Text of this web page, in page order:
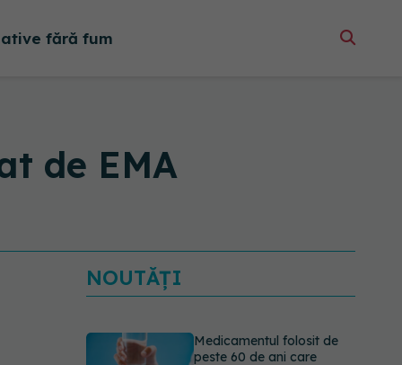
fără fum
de EMA
NOUTĂȚI
Medicamentul folosit de
peste 60 de ani care